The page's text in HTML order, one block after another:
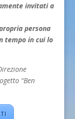
invitati a
persona
tempo in cui lo
“Ben